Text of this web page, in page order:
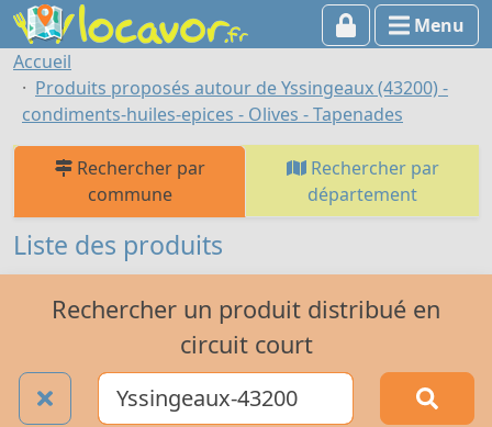
Menu
Accueil
Produits proposés autour de Yssingeaux (43200) -
condiments-huiles-epices - Olives - Tapenades
Rechercher par
commune
Rechercher par
département
Liste des produits
Rechercher un produit distribué en
circuit court